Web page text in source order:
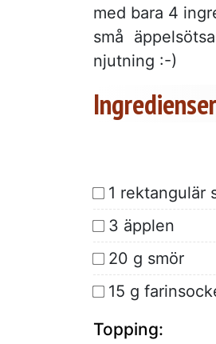
med bara 4
små
njutning :-)
Ingredienser
1 rektangulär
3 äpplen
20 g smör
15 g
Topping: